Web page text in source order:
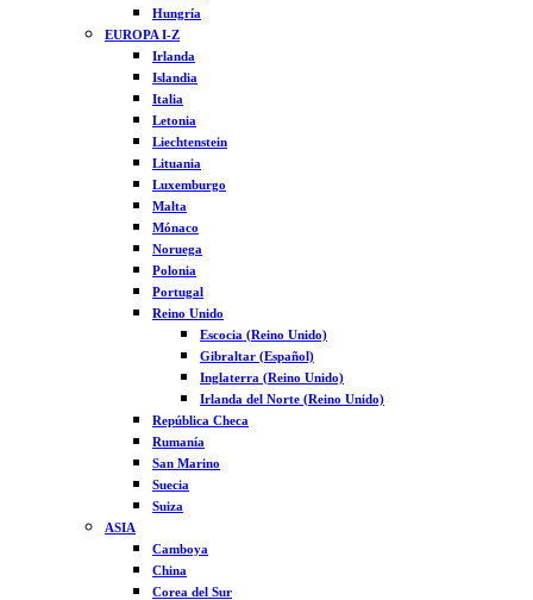
Hungría
EUROPA I-Z
Irlanda
Islandia
Italia
Letonia
Liechtenstein
Lituania
Luxemburgo
Malta
Mónaco
Noruega
Polonia
Portugal
Reino Unido
Escocia (Reino Unido)
Gibraltar (Español)
Inglaterra (Reino Unido)
Irlanda del Norte (Reino Unido)
República Checa
Rumanía
San Marino
Suecia
Suiza
ASIA
Camboya
China
Corea del Sur